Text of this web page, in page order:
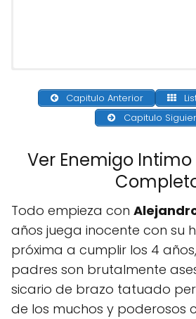
Capitulo Anterior
Capitulo
Ver Enemigo Intimo
Todo empieza con
años juega inocente con su
próxima a cumplir los 4
padres son brutalmente
sicario de brazo tatuado
de los muchos y poderosos